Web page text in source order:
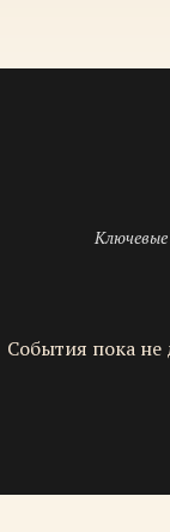
События пока не